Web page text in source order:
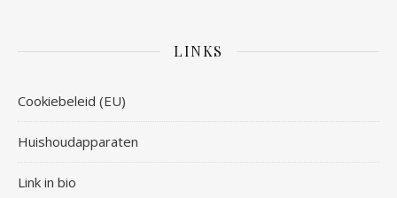
LINKS
Cookiebeleid (EU)
Huishoudapparaten
Link in bio